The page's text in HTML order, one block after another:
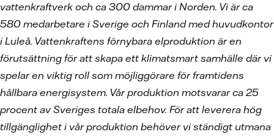
vattenkraftverk och ca 300 dammar i Norden. Vi är ca
580 medarbetare i Sverige och Finland med huvudkontor
i Luleå. Vattenkraftens förnybara elproduktion är en
förutsättning för att skapa ett klimatsmart samhälle där vi
spelar en viktig roll som möjliggörare för framtidens
hållbara energisystem. Vår produktion motsvarar ca 25
procent av Sveriges totala elbehov. För att leverera hög
tillgänglighet i vår produktion behöver vi ständigt utmana